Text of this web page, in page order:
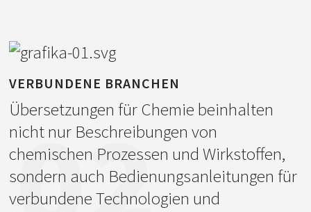
Fachterminologie vertraut sein, sondern
müssen auch die jeweilig geltenden
Standards und Vorschriften befolgen.
Sie können unser Können in diesen
Bereichen überprüfen, indem Sie uns
einen kurzen ausgewählten Textteil zur
Probeübersetzung zusenden. Dadurch
VERBUNDENE BRANCHEN
Übersetzungen für Chemie beinhalten
nicht nur Beschreibungen von
chemischen Prozessen und Wirkstoffen,
sondern auch Bedienungsanleitungen für
verbundene Technologien und